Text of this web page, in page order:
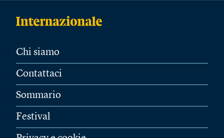
Chi siamo
Contattaci
Sommario
Festival